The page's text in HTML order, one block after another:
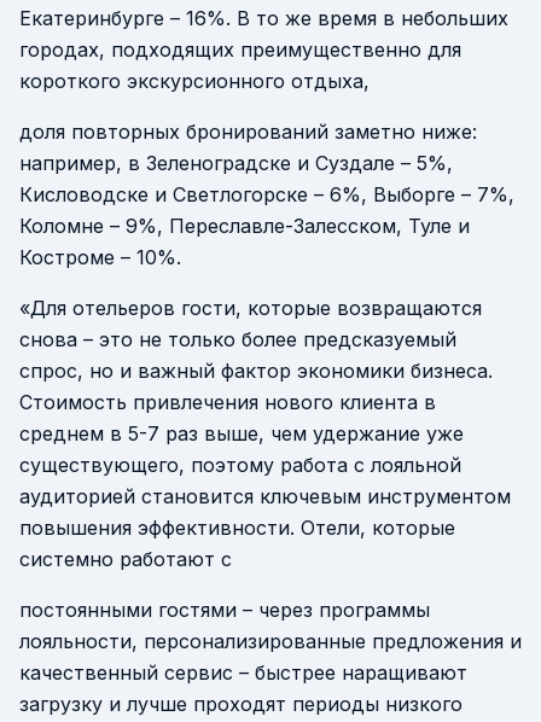
Екатеринбурге – 16%. В то же время в небольших
городах, подходящих преимущественно для
короткого экскурсионного отдыха,
доля повторных бронирований заметно ниже:
например, в Зеленоградске и Суздале – 5%,
Кисловодске и Светлогорске – 6%, Выборге – 7%,
Коломне – 9%, Переславле-Залесском, Туле и
Костроме – 10%.
«Для отельеров гости, которые возвращаются
снова – это не только более предсказуемый
спрос, но и важный фактор экономики бизнеса.
Стоимость привлечения нового клиента в
среднем в 5-7 раз выше, чем удержание уже
существующего, поэтому работа с лояльной
аудиторией становится ключевым инструментом
повышения эффективности. Отели, которые
системно работают с
постоянными гостями – через программы
лояльности, персонализированные предложения и
качественный сервис – быстрее наращивают
загрузку и лучше проходят периоды низкого